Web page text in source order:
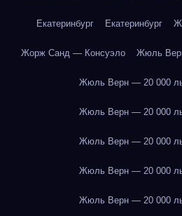
Екатеринбург Екатеринбург
Жорж Санд — Консуэло Жюль
Жюль Верн — 20 000
Жюль Верн — 20 000
Жюль Верн — 20 000
Жюль Верн — 20 000
Жюль Верн — 20 000